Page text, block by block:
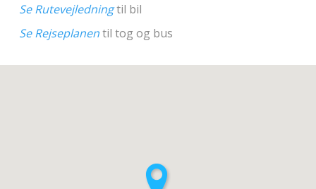
Se Rutevejledningtil bil
Se Rejseplanentil tog og bus